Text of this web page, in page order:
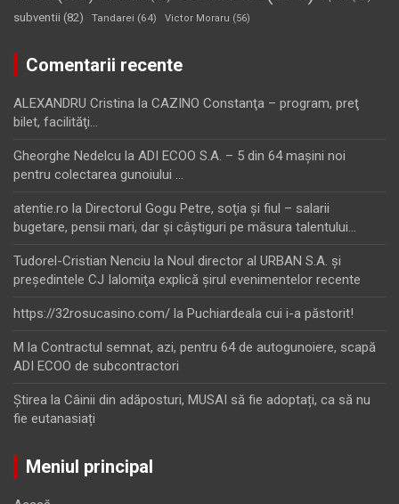
subventii (82) Tandarei (64) Victor Moraru (56)
Comentarii recente
ALEXANDRU Cristina la CAZINO Constanţa – program, preţ
bilet, facilităţi…
Gheorghe Nedelcu la ADI ECOO S.A. – 5 din 64 maşini noi
pentru colectarea gunoiului …
atentie.ro la Directorul Gogu Petre, soţia şi fiul – salarii
bugetare, pensii mari, dar şi câştiguri pe măsura talentului…
Tudorel-Cristian Nenciu la Noul director al URBAN S.A. şi
preşedintele CJ Ialomiţa explică şirul evenimentelor recente
https://32rosucasino.com/ la Puchiardeala cui i-a păstorit!
M la Contractul semnat, azi, pentru 64 de autogunoiere, scapă
ADI ECOO de subcontractori
Ştirea la Câinii din adăposturi, MUSAI să fie adoptați, ca să nu
fie eutanasiați
Meniul principal